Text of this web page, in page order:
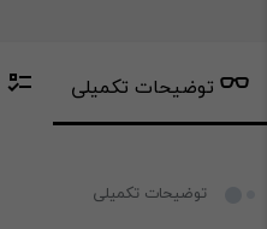
توضیحات تکمیلی
توضیحات تکمیلی